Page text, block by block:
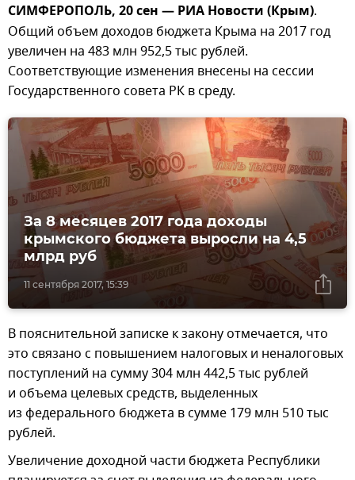
СИМФЕРОПОЛЬ, 20 сен — РИА Новости (Крым).
Общий объем доходов бюджета Крыма на 2017 год
увеличен на 483 млн 952,5 тыс рублей.
Соответствующие изменения внесены на сессии
Государственного совета РК в среду.
11 сентября 2017, 15:39
За 8 месяцев 2017 года доходы
крымского бюджета выросли на 4,5
млрд руб
В пояснительной записке к закону отмечается, что
это связано с повышением налоговых и неналоговых
поступлений на сумму 304 млн 442,5 тыс рублей
и объема целевых средств, выделенных
из федерального бюджета в сумме 179 млн 510 тыс
рублей.
Увеличение доходной части бюджета Республики